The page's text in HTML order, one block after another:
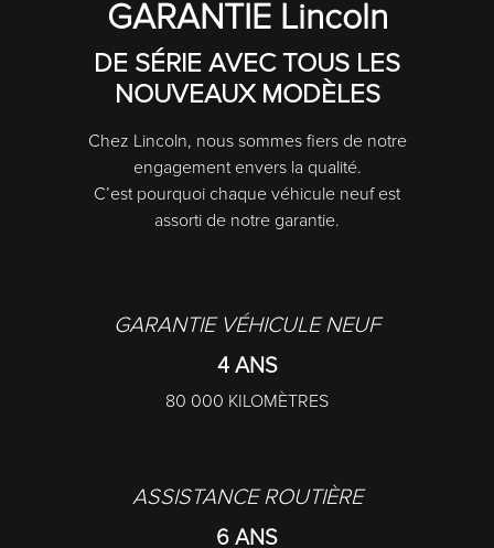
GARANTIE Lincoln
DE SÉRIE AVEC TOUS LES
NOUVEAUX MODÈLES
Chez Lincoln, nous sommes fiers de notre
engagement envers la qualité.
C’est pourquoi chaque véhicule neuf est
assorti de notre garantie.
GARANTIE VÉHICULE NEUF
4 ANS
80 000 KILOMÈTRES
ASSISTANCE ROUTIÈRE
6 ANS